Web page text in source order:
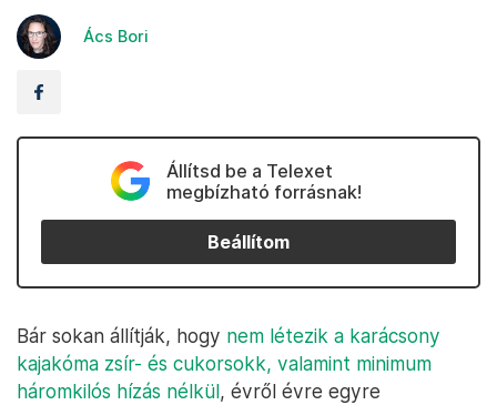
Ács Bori
Állítsd be a Telexet
megbízható forrásnak!
Beállítom
Bár sokan állítják, hogy nem létezik a karácsony
kajakóma zsír- és cukorsokk, valamint minimum
háromkilós hízás nélkül, évről évre egyre